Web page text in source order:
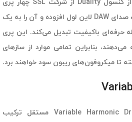
VHD Pre براساس مدار VHD از کنسول Duality از شرکت SSL چهار پری
امپ میکروفون SSL را به کارت صدای DAW لاین لول افزوده و آن را به یک
حرفه‌ای باکیفیت تبدیل می‌کند. این پری
ارائه می‌دهند، بنابراین تمامی موارد از سازهای
تا میکروفون‌های ریبون سود خواهند برد.
پری امپ‌ها با مدارهای Variable Harmonic Drive مستقل ترکیب